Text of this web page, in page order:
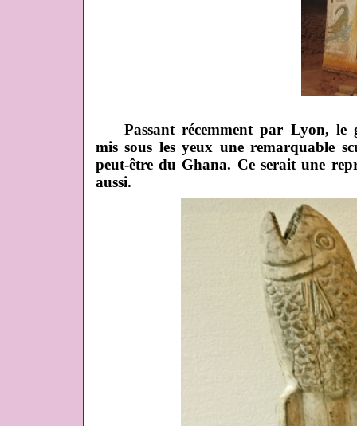
Passant récemment par Lyon, le
mis sous les yeux une remarquable
peut-être du Ghana. Ce serait une
aussi.